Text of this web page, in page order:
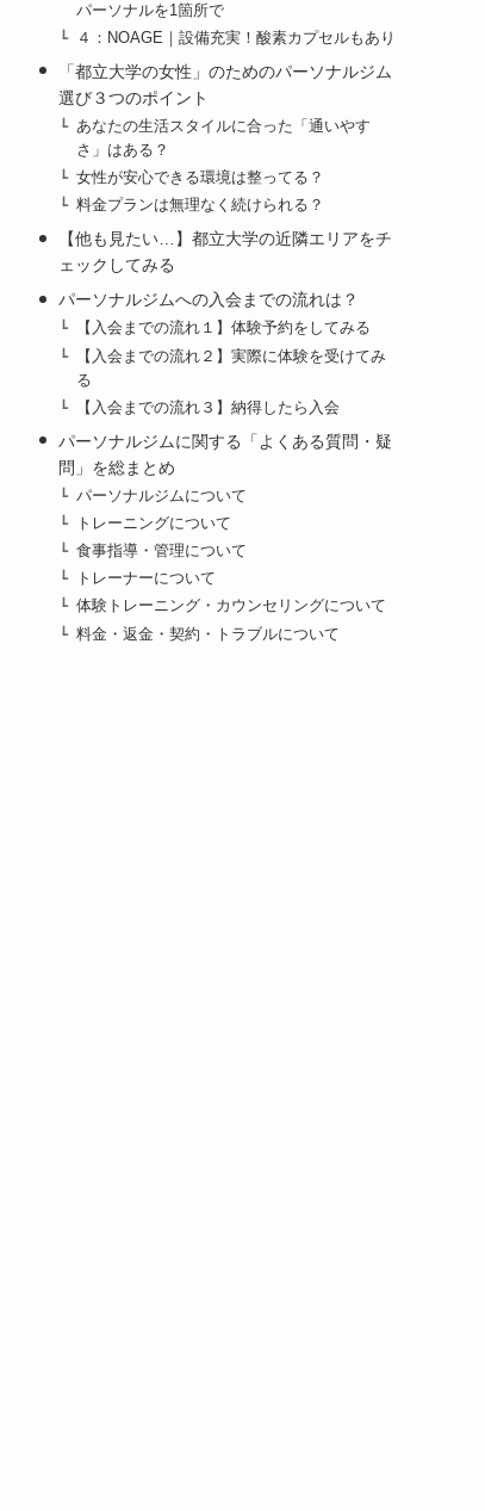
パーソナルを1箇所で
４：NOAGE｜設備充実！酸素カプセルもあり
「都立大学の女性」のためのパーソナルジム
選び３つのポイント
あなたの生活スタイルに合った「通いやす
さ」はある？
女性が安心できる環境は整ってる？
料金プランは無理なく続けられる？
【他も見たい…】都立大学の近隣エリアをチ
ェックしてみる
パーソナルジムへの入会までの流れは？
【入会までの流れ１】体験予約をしてみる
【入会までの流れ２】実際に体験を受けてみ
る
【入会までの流れ３】納得したら入会
パーソナルジムに関する「よくある質問・疑
問」を総まとめ
パーソナルジムについて
トレーニングについて
食事指導・管理について
トレーナーについて
体験トレーニング・カウンセリングについて
料金・返金・契約・トラブルについて